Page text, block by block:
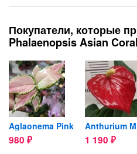
Покупатели, которые
Phalaenopsis Asian
Aglaonema Pink
980 ₽
Anthurium
1 190 ₽